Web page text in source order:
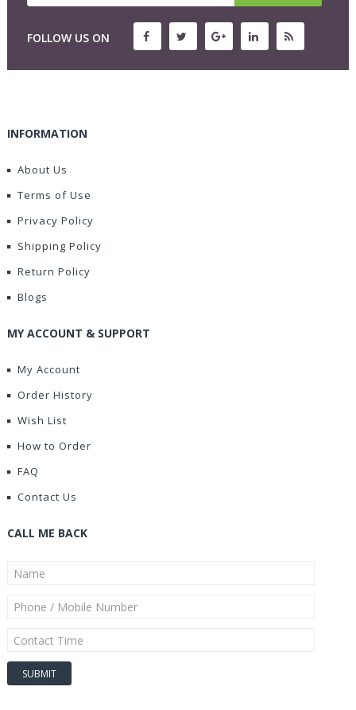
FOLLOW US ON
INFORMATION
About Us
Terms of Use
Privacy Policy
Shipping Policy
Return Policy
Blogs
MY ACCOUNT & SUPPORT
My Account
Order History
Wish List
How to Order
FAQ
Contact Us
CALL ME BACK